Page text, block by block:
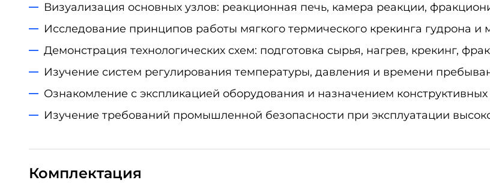
Визуализация основных узлов: реакционная печь, камера реакции,
Исследование принципов работы мягкого термического крекинга гудрона и
Демонстрация технологических схем: подготовка сырья, нагрев, крекинг,
Изучение систем регулирования температуры, давления и времени
Ознакомление с экспликацией оборудования и назначением конструктивных
Изучение требований промышленной безопасности при эксплуатации
Комплектация